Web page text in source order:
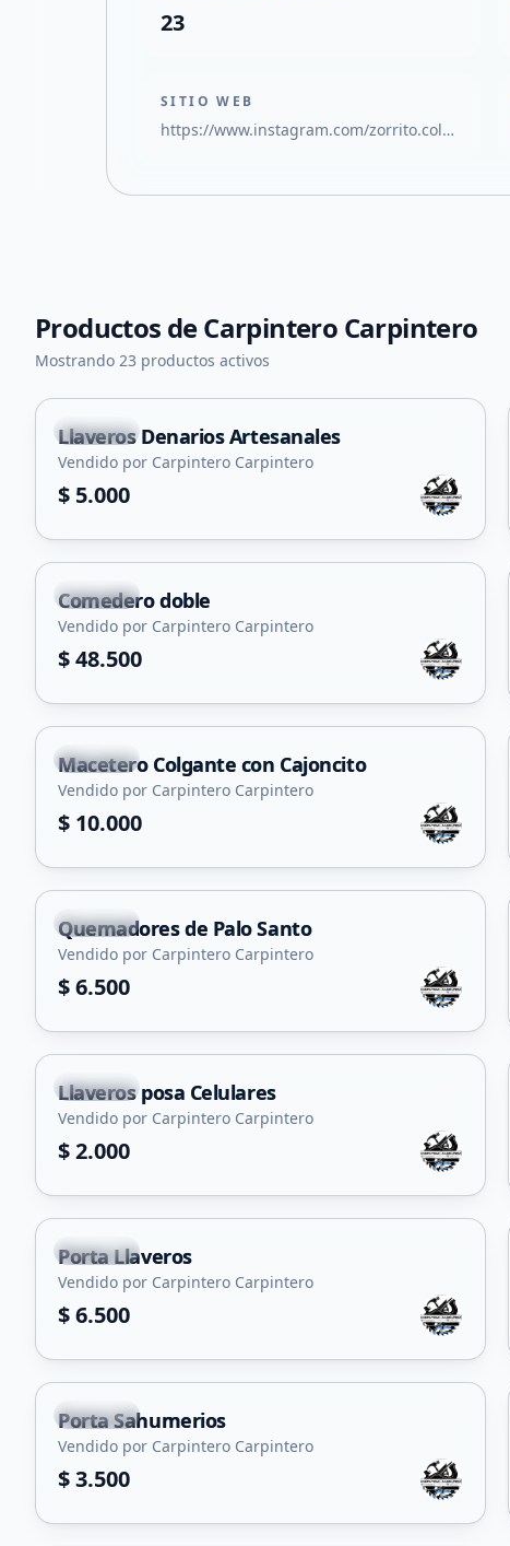
23
SITIO WEB
https://www.instagram.com/zorrito.colorado.sl/
Productos deCarpintero Carpintero
Mostrando 23 productos activos
Capital
Llaveros Denarios Artesanales
Vendido por Carpintero Carpintero
$ 5.000
Capital
Comedero doble
Vendido por Carpintero Carpintero
$ 48.500
Capital
+1
Macetero Colgante con Cajoncito
Vendido por Carpintero Carpintero
$ 10.000
Capital
Quemadores de Palo Santo
Vendido por Carpintero Carpintero
$ 6.500
Capital
Llaveros posa Celulares
Vendido por Carpintero Carpintero
$ 2.000
Capital
+1
Porta Llaveros
Vendido por Carpintero Carpintero
$ 6.500
Capital
Porta Sahumerios
Vendido por Carpintero Carpintero
$ 3.500